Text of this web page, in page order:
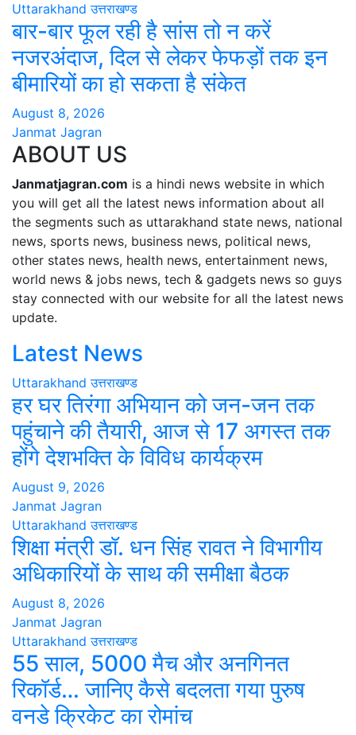
Uttarakhand उत्तराखण्ड
बार-बार फूल रही है सांस तो न करें
नजरअंदाज, दिल से लेकर फेफड़ों तक इन
बीमारियों का हो सकता है संकेत
August 8, 2026
Janmat Jagran
ABOUT US
Janmatjagran.com is a hindi news website in which
you will get all the latest news information about all
the segments such as uttarakhand state news, national
news, sports news, business news, political news,
other states news, health news, entertainment news,
world news & jobs news, tech & gadgets news so guys
stay connected with our website for all the latest news
update.
Latest News
Uttarakhand उत्तराखण्ड
हर घर तिरंगा अभियान को जन-जन तक
पहुंचाने की तैयारी, आज से 17 अगस्त तक
होंगे देशभक्ति के विविध कार्यक्रम
August 9, 2026
Janmat Jagran
Uttarakhand उत्तराखण्ड
शिक्षा मंत्री डॉ. धन सिंह रावत ने विभागीय
अधिकारियों के साथ की समीक्षा बैठक
August 8, 2026
Janmat Jagran
Uttarakhand उत्तराखण्ड
55 साल, 5000 मैच और अनगिनत
रिकॉर्ड… जानिए कैसे बदलता गया पुरुष
वनडे क्रिकेट का रोमांच